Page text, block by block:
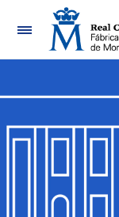
Mostrar/
Mostrar/